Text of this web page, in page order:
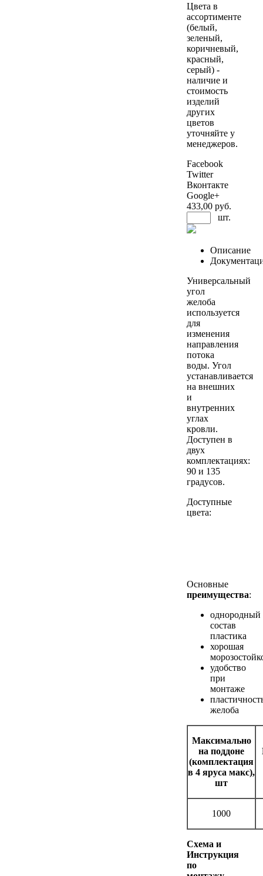
Цвета в
ассортименте
(белый,
зеленый,
коричневый,
красный,
серый) -
наличие и
стоимость
изделий
других
цветов
уточняйте у
менеджеров.
Facebook
Twitter
Вконтакте
Google+
433,00 руб.
шт.
Описание
Универсальный
угол
желоба
используется
для
изменения
направления
потока
воды. Угол
устанавливается
на внешних
и
внутренних
углах
кровли.
Доступен в
двух
комплектациях:
90 и 135
градусов.
Доступные
цвета:
Основные
преимущества:
однородный
состав
пластика
хорошая
удобство
при
монтаже
желоба
Максимально
на поддоне
(комплектация
в 4 яруса макс),
шт
1000
Схема и
Инструкция
по